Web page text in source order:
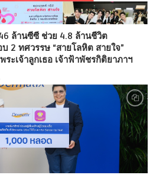
ล้านซีซี ช่วย 4.8 ล้านชีวิต
2 ทศวรรษ “สายโลหิต สายใจ”
ะเจ้าลูกเธอ เจ้าฟ้าพัชรกิติยาภาฯ